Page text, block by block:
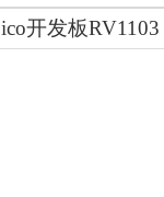
开发板